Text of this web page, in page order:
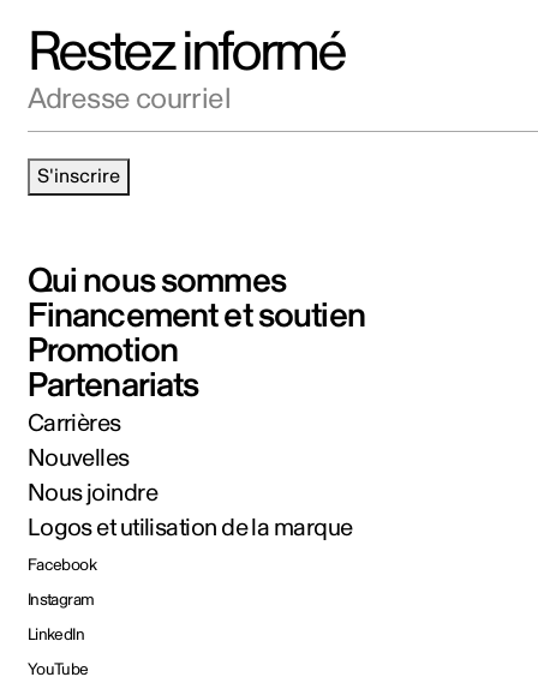
Restez informé
S'inscrire
Qui nous sommes
Financement et soutien
Promotion
Partenariats
Carrières
Nouvelles
Nous joindre
Logos et utilisation de la marque
Facebook
Instagram
LinkedIn
YouTube